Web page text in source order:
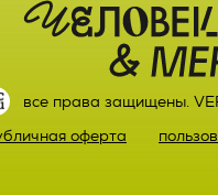
все права защищены.
оферта
также